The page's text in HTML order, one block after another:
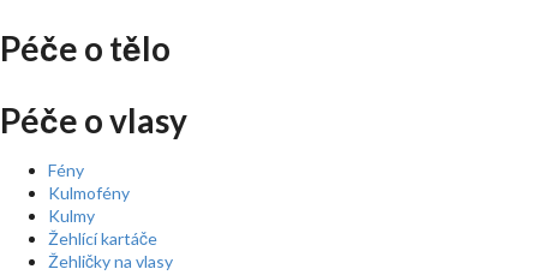
Péče o tělo
Péče o vlasy
Fény
Kulmofény
Kulmy
Žehlící kartáče
Žehličky na vlasy